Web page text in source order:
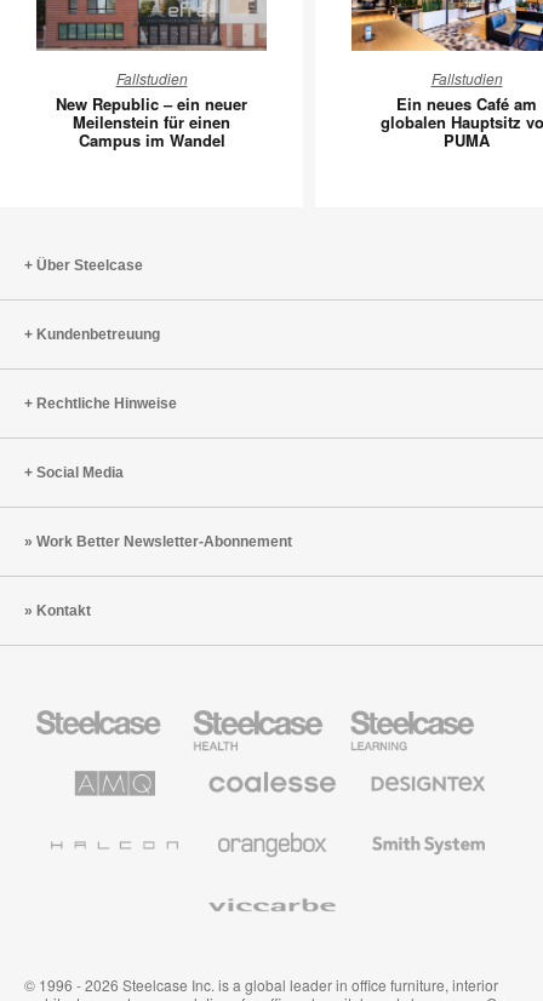
Republic
–
ein
Wandel
Fallstudien
New Republic – ein neuer
Meilenstein für einen
Campus im Wandel
neues
Café
am
Fallstudien
Ein neues Café am
globalen Hauptsitz
PUMA
Über Steelcase
Kundenbetreuung
Rechtliche Hinweise
Social Media
Work Better Newsletter-Abonnement
Kontakt
Büromöbel
Health
Education
Möbel
Solutions
Büromöbel
Textilien
System
© 1996 - 2026 Steelcase Inc. is a global leader in office furniture, interior